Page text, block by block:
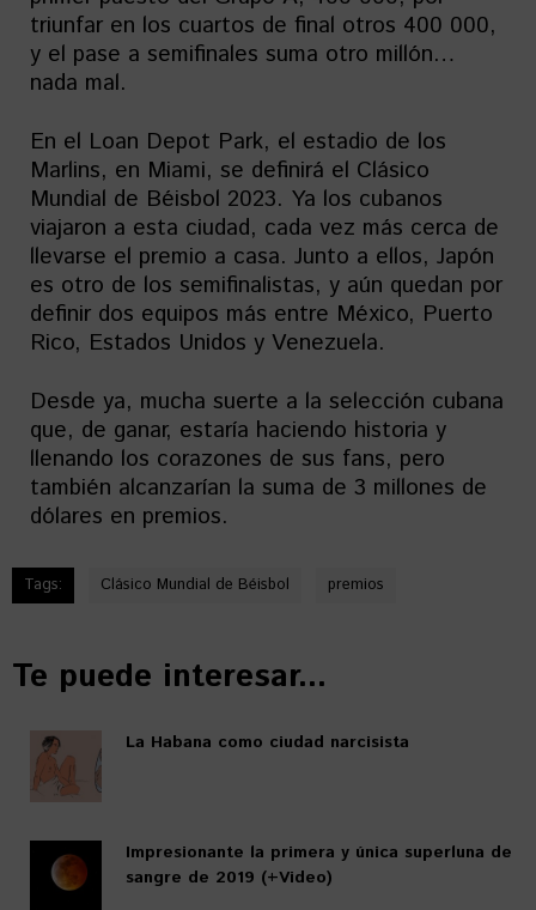
triunfar en los cuartos de final otros 400 000,
y el pase a semifinales suma otro millón…
nada mal.
En el Loan Depot Park, el estadio de los
Marlins, en Miami, se definirá el Clásico
Mundial de Béisbol 2023. Ya los cubanos
viajaron a esta ciudad, cada vez más cerca de
llevarse el premio a casa. Junto a ellos, Japón
es otro de los semifinalistas, y aún quedan por
definir dos equipos más entre México, Puerto
Rico, Estados Unidos y Venezuela.
Desde ya, mucha suerte a la selección cubana
que, de ganar, estaría haciendo historia y
llenando los corazones de sus fans, pero
también alcanzarían la suma de 3 millones de
dólares en premios.
Tags: Clásico Mundial de Béisbol premios
Te puede interesar...
La Habana como ciudad narcisista
Impresionante la primera y única superluna de
sangre de 2019 (+Video)